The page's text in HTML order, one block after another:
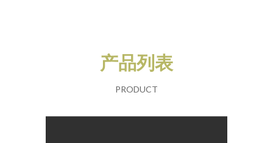
产品列表
PRODUCT